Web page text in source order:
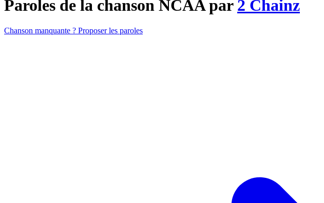
Paroles de la chanson NCAA par 2 Chainz
Chanson manquante ? Proposer les paroles